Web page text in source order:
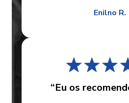
Enilno R.
“Eu os